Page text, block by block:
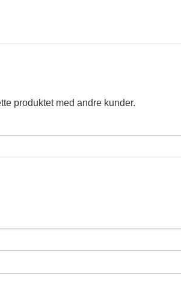
produktet med andre kunder.